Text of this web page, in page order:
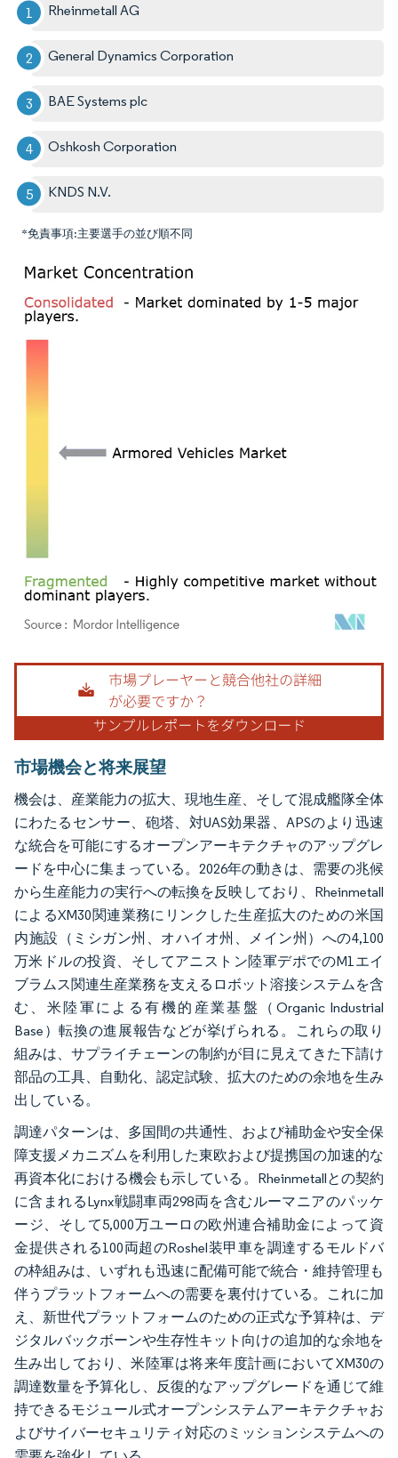
Rheinmetall AG
General Dynamics Corporation
BAE Systems plc
Oshkosh Corporation
KNDS N.V.
*免責事項:主要選手の並び順不同
画像 © Mordor Intelligence。再利用にはCC BY 4.0の表示が必要です。
市場機会と将来展望
機会は、産業能力の拡大、現地生産、そして混成艦隊全体
にわたるセンサー、砲塔、対UAS効果器、APSのより迅速
な統合を可能にするオープンアーキテクチャのアップグレ
ードを中心に集まっている。2026年の動きは、需要の兆候
から生産能力の実行への転換を反映しており、Rheinmetall
によるXM30関連業務にリンクした生産拡大のための米国
内施設（ミシガン州、オハイオ州、メイン州）への4,100
万米ドルの投資、そしてアニストン陸軍デポでのM1エイ
ブラムス関連生産業務を支えるロボット溶接システムを含
む、米陸軍による有機的産業基盤（Organic Industrial
Base）転換の進展報告などが挙げられる。これらの取り
組みは、サプライチェーンの制約が目に見えてきた下請け
部品の工具、自動化、認定試験、拡大のための余地を生み
出している。
調達パターンは、多国間の共通性、および補助金や安全保
障支援メカニズムを利用した東欧および提携国の加速的な
再資本化における機会も示している。Rheinmetallとの契約
に含まれるLynx戦闘車両298両を含むルーマニアのパッケ
ージ、そして5,000万ユーロの欧州連合補助金によって資
金提供される100両超のRoshel装甲車を調達するモルドバ
の枠組みは、いずれも迅速に配備可能で統合・維持管理も
伴うプラットフォームへの需要を裏付けている。これに加
え、新世代プラットフォームのための正式な予算枠は、デ
ジタルバックボーンや生存性キット向けの追加的な余地を
生み出しており、米陸軍は将来年度計画においてXM30の
調達数量を予算化し、反復的なアップグレードを通じて維
持できるモジュール式オープンシステムアーキテクチャお
よびサイバーセキュリティ対応のミッションシステムへの